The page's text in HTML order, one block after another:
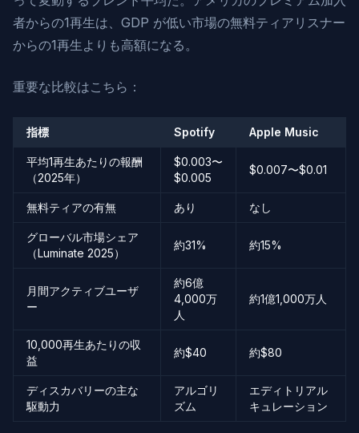
者からの1再生は、GDP が低い市場の無料ティアリスナー
からの1再生よりも高額になる。
重要な比較はこちら：
指標 Spotify Apple Music
平均1再生あたりの報酬
（2025年）
$0.003〜
$0.005
$0.007〜$0.01
無料ティアの有無 あり なし
グローバル市場シェア
（Luminate 2025）
約31% 約15%
月間アクティブユーザ
ー
約6億
4,000万
人
約1億1,000万人
10,000再生あたりの収
益
約$40 約$80
ディスカバリーの主な
駆動力
アルゴリ
ズム
エディトリアル
キュレーション